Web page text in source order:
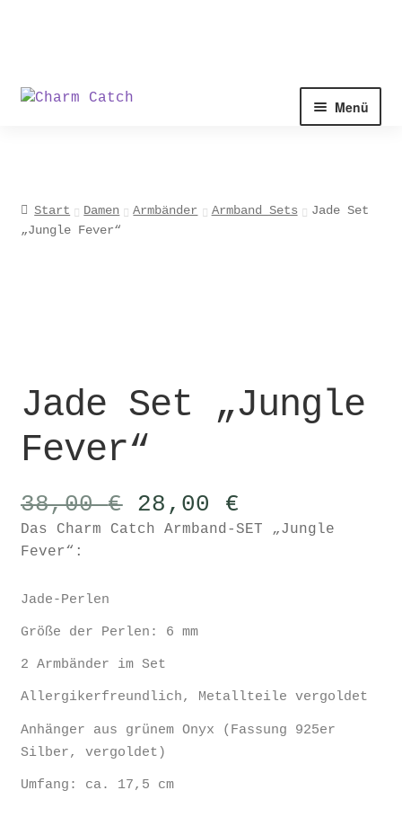
Zur
Zum
Menü
Start Damen Armbänder Armband Sets
Jade Set
„Jungle Fever“
Jade Set „Jungle
Fever“
38,00€ Ursprünglicher
Preis
28,00 €
Preis
Das Charm Catch Armband-SET „Jungle
Fever“:
Jade-Perlen
Größe der Perlen: 6 mm
2 Armbänder im Set
Allergikerfreundlich, Metallteile vergoldet
Anhänger aus grünem Onyx (Fassung 925er
Silber, vergoldet)
Umfang: ca. 17,5 cm